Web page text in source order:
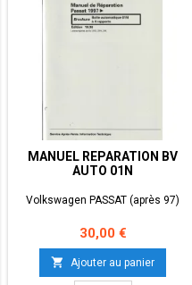
MANUEL REPARATION BV
AUTO 01N
Volkswagen PASSAT (après 97)
Prix
30,00 €
 Ajouter au panier